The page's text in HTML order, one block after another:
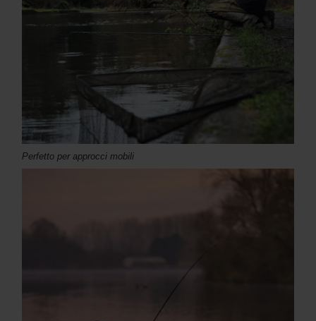
Perfetto per approcci mobili